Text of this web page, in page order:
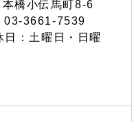
橋小伝馬町8-6
03-3661-7539
：土曜日・日曜